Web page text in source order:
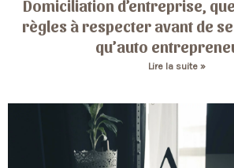
Domiciliation d’entreprise,
règles à respecter avant de
qu’auto
Lire la suite »